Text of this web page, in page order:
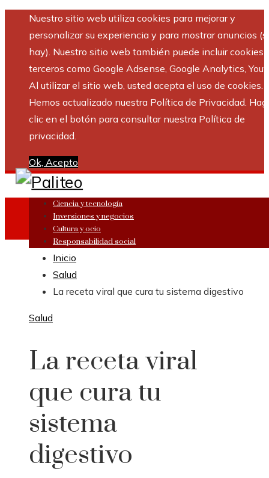
Nuestro sitio web utiliza cookies para mejorar y
personalizar su experiencia y para mostrar anuncios
hay). Nuestro sitio web también puede incluir cookies
terceros como Google Adsense, Google Analytics,
Al utilizar el sitio web, usted acepta el uso de cookies.
Hemos actualizado nuestra Política de Privacidad.
clic en el botón para consultar nuestra Política de
privacidad.
Ok, Acepto
Ciencia y tecnología
Inversiones y negocios
Cultura y ocio
Responsabilidad social
Inicio
Salud
La receta viral que cura tu sistema digestivo
Salud
La receta viral
que cura tu
sistema
digestivo